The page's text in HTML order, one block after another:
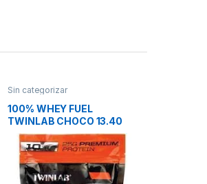
Sin categorizar
100% WHEY FUEL
TWINLAB CHOCO 13.40
ONZ